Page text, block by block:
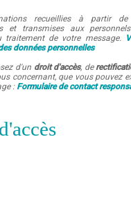
recueillies à partir
et transmises aux
traitement de votre message.
données personnelles
d'un droit d'accès, de
concernant, que vous pouvez
:Formulaire de contact